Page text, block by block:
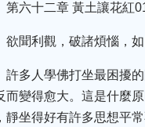
第六十二章 黃土讓花紅
欲聞利觀，破諸煩惱，
許多人學佛打坐最困擾
而變得愈大。這是什麼
靜坐得好有許多思想平